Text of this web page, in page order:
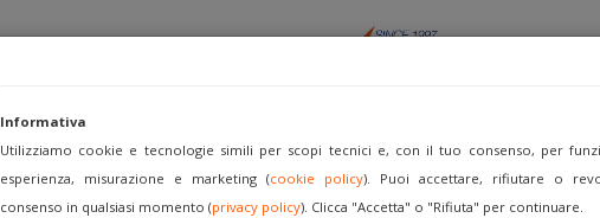
ACQUISTA VENDI COME FORUM REGISTRATI
Informativa
Utilizziamo cookie e tecnologie simili per scopi tecnici e, con il tuo consenso, per
esperienza, misurazione e marketing (cookie policy). Puoi accettare, rifiutare o
consenso in qualsiasi momento (privacy policy). Clicca "Accetta" o "Rifiuta" per continuare.